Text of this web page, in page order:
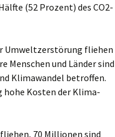
(52 Prozent) des CO2-
Umweltzerstörung fliehen
Menschen und Länder sind
Klimawandel betroffen.
hohe Kosten der Klima-
70 Millionen sind